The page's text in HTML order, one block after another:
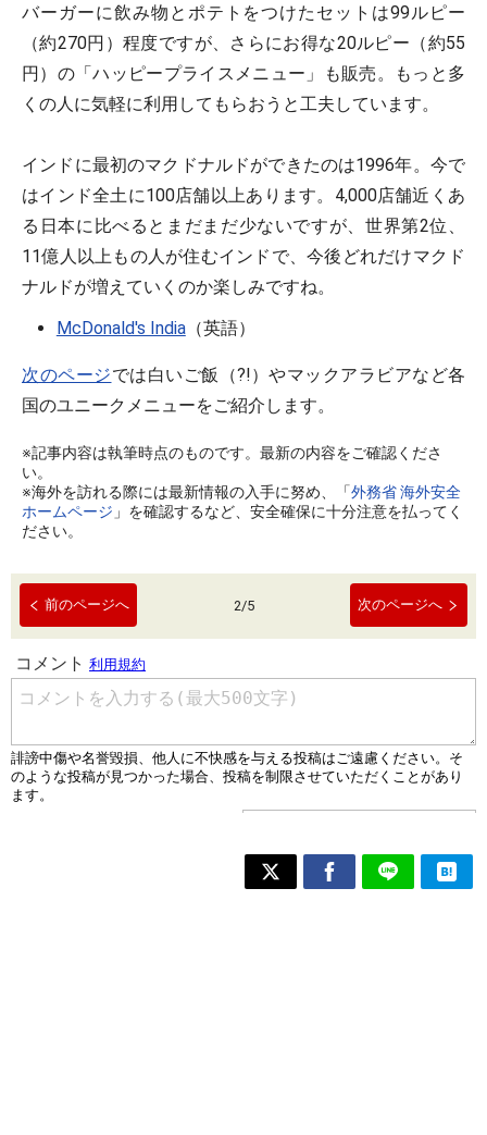
バーガーに飲み物とポテトをつけたセットは99ルピー
（約270円）程度ですが、さらにお得な20ルピー（約55
円）の「ハッピープライスメニュー」も販売。もっと多
くの人に気軽に利用してもらおうと工夫しています。
インドに最初のマクドナルドができたのは1996年。今で
はインド全土に100店舗以上あります。4,000店舗近くあ
る日本に比べるとまだまだ少ないですが、世界第2位、
11億人以上もの人が住むインドで、今後どれだけマクド
ナルドが増えていくのか楽しみですね。
McDonald's India（英語）
次のページでは白いご飯（?!）やマックアラビアなど各
国のユニークメニューをご紹介します。
※記事内容は執筆時点のものです。最新の内容をご確認くださ
い。
※海外を訪れる際には最新情報の入手に努め、「外務省 海外安全
ホームページ 」を確認するなど、安全確保に十分注意を払ってく
ださい。
前のページへ 2/5 次のページへ